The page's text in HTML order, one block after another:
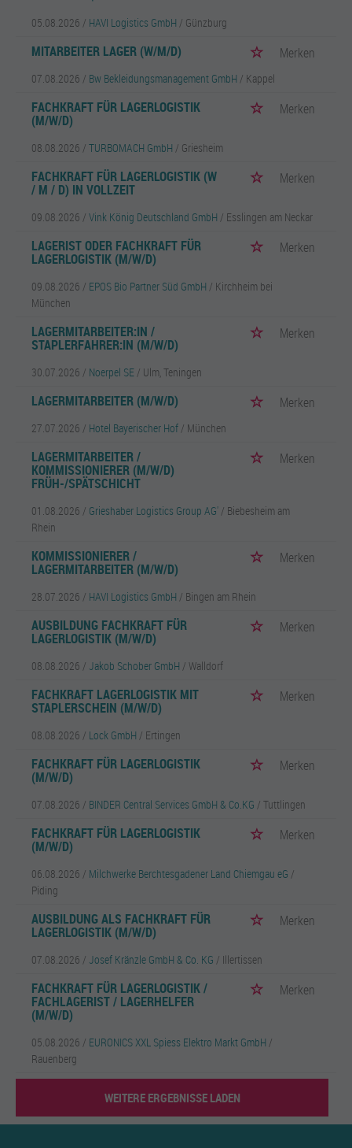
05.08.2026 / HAVI Logistics GmbH / Günzburg
MITARBEITER LAGER (W/M/D) Merken
07.08.2026 / Bw Bekleidungsmanagement GmbH / Kappel
FACHKRAFT FÜR LAGERLOGISTIK
(M/W/D)
Merken
08.08.2026 / TURBOMACH GmbH / Griesheim
FACHKRAFT FÜR LAGERLOGISTIK (W
/ M / D) IN VOLLZEIT
Merken
09.08.2026 / Vink König Deutschland GmbH / Esslingen am Neckar
LAGERIST ODER FACHKRAFT FÜR
LAGERLOGISTIK (M/W/D)
Merken
09.08.2026 / EPOS Bio Partner Süd GmbH / Kirchheim bei
München
LAGERMITARBEITER:IN /
STAPLERFAHRER:IN (M/W/D)
Merken
30.07.2026 / Noerpel SE / Ulm, Teningen
LAGERMITARBEITER (M/W/D) Merken
27.07.2026 / Hotel Bayerischer Hof / München
LAGERMITARBEITER /
KOMMISSIONIERER (M/W/D)
FRÜH-/SPÄTSCHICHT
Merken
01.08.2026 / Grieshaber Logistics Group AG' / Biebesheim am
Rhein
KOMMISSIONIERER /
LAGERMITARBEITER (M/W/D)
Merken
28.07.2026 / HAVI Logistics GmbH / Bingen am Rhein
AUSBILDUNG FACHKRAFT FÜR
LAGERLOGISTIK (M/W/D)
Merken
08.08.2026 / Jakob Schober GmbH / Walldorf
FACHKRAFT LAGERLOGISTIK MIT
STAPLERSCHEIN (M/W/D)
Merken
08.08.2026 / Lock GmbH / Ertingen
FACHKRAFT FÜR LAGERLOGISTIK
(M/W/D)
Merken
07.08.2026 / BINDER Central Services GmbH & Co.KG / Tuttlingen
FACHKRAFT FÜR LAGERLOGISTIK
(M/W/D)
Merken
06.08.2026 / Milchwerke Berchtesgadener Land Chiemgau eG /
Piding
AUSBILDUNG ALS FACHKRAFT FÜR
LAGERLOGISTIK (M/W/D)
Merken
07.08.2026 / Josef Kränzle GmbH & Co. KG / Illertissen
FACHKRAFT FÜR LAGERLOGISTIK /
FACHLAGERIST / LAGERHELFER
(M/W/D)
Merken
05.08.2026 / EURONICS XXL Spiess Elektro Markt GmbH /
Rauenberg
WEITERE ERGEBNISSE LADEN